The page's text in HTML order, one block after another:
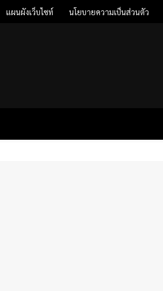
แผนผังเว็บไซท์ นโยบายความเป็นส่วนตัว